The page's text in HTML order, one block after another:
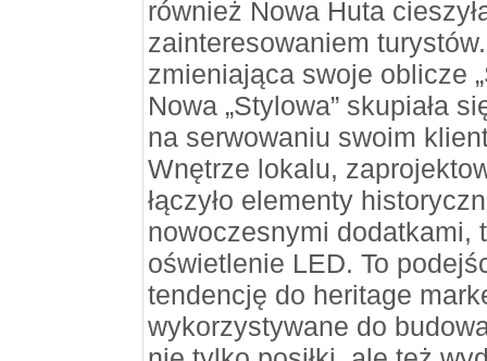
również Nowa Huta
zainteresowaniem
zmieniająca swoje oblicze
Nowa „Stylowa” skupiała
na serwowaniu swoim
Wnętrze lokalu,
łączyło elementy
nowoczesnymi dodatkami,
oświetlenie LED. To
tendencję do heritage
wykorzystywane do